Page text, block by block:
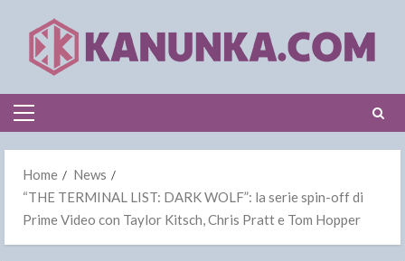
content
Primary
Home
News
“THE TERMINAL LIST: DARK WOLF”: la serie spin-off di
Prime Video con Taylor Kitsch, Chris Pratt e Tom Hopper